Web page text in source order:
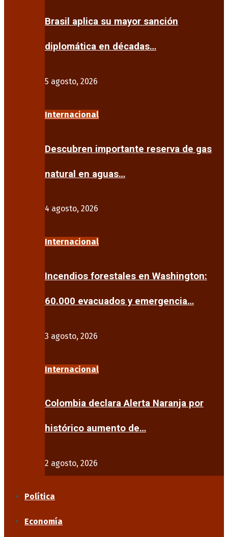
Brasil aplica su mayor sanción
diplomática en décadas…
5 agosto, 2026
Internacional
Descubren importante reserva de gas
natural en aguas…
4 agosto, 2026
Internacional
Incendios forestales en Washington:
60.000 evacuados y emergencia…
3 agosto, 2026
Internacional
Colombia declara Alerta Naranja por
histórico aumento de…
2 agosto, 2026
Política
Economía